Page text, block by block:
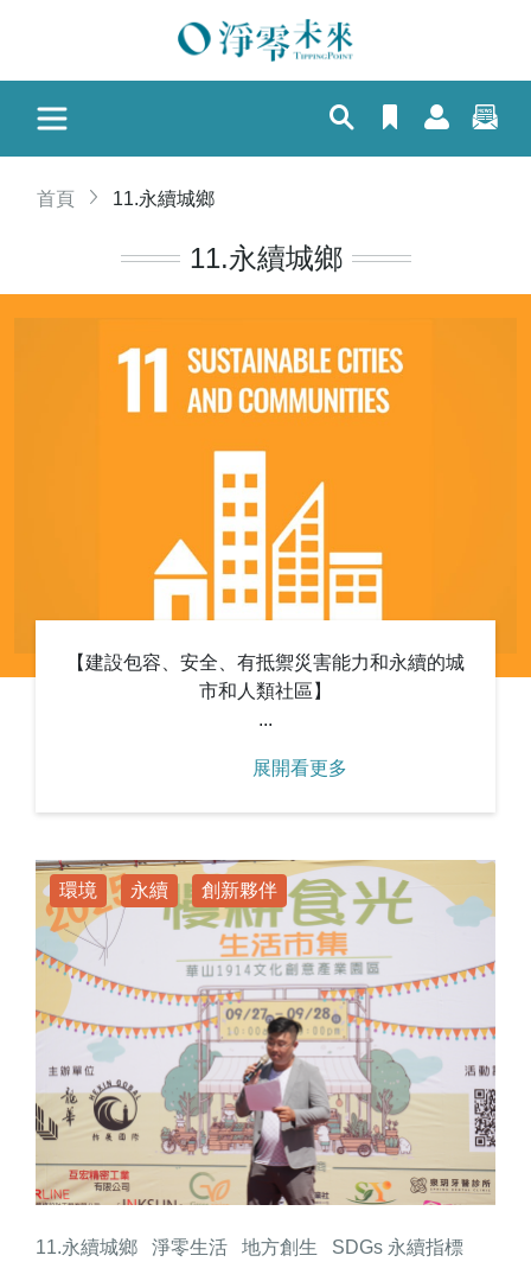
首頁 11.永續城鄉
11.永續城鄉
【建設包容、安全、有抵禦災害能力和永續的城
市和人類社區】
...
展開看更多
環境 永續 創新夥伴
11.永續城鄉 淨零生活 地方創生 SDGs 永續指標